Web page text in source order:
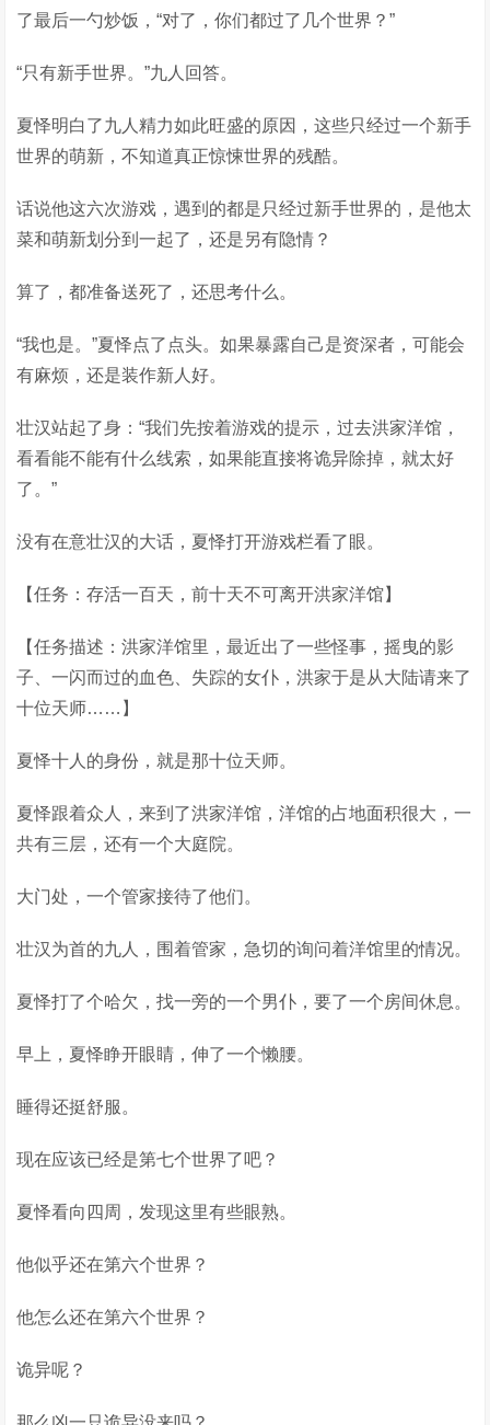
了最后一勺炒饭，“对了，你们都过了几个世界？”
“只有新手世界。”九人回答。
夏怿明白了九人精力如此旺盛的原因，这些只经过一个新手
世界的萌新，不知道真正惊悚世界的残酷。
话说他这六次游戏，遇到的都是只经过新手世界的，是他太
菜和萌新划分到一起了，还是另有隐情？
算了，都准备送死了，还思考什么。
“我也是。”夏怿点了点头。如果暴露自己是资深者，可能会
有麻烦，还是装作新人好。
壮汉站起了身：“我们先按着游戏的提示，过去洪家洋馆，
看看能不能有什么线索，如果能直接将诡异除掉，就太好
了。”
没有在意壮汉的大话，夏怿打开游戏栏看了眼。
【任务：存活一百天，前十天不可离开洪家洋馆】
【任务描述：洪家洋馆里，最近出了一些怪事，摇曳的影
子、一闪而过的血色、失踪的女仆，洪家于是从大陆请来了
十位天师……】
夏怿十人的身份，就是那十位天师。
夏怿跟着众人，来到了洪家洋馆，洋馆的占地面积很大，一
共有三层，还有一个大庭院。
大门处，一个管家接待了他们。
壮汉为首的九人，围着管家，急切的询问着洋馆里的情况。
夏怿打了个哈欠，找一旁的一个男仆，要了一个房间休息。
早上，夏怿睁开眼睛，伸了一个懒腰。
睡得还挺舒服。
现在应该已经是第七个世界了吧？
夏怿看向四周，发现这里有些眼熟。
他似乎还在第六个世界？
他怎么还在第六个世界？
诡异呢？